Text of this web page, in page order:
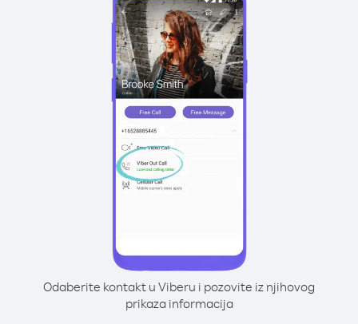
Odaberite kontakt u Viberu i pozovite iz njihovog
prikaza informacija